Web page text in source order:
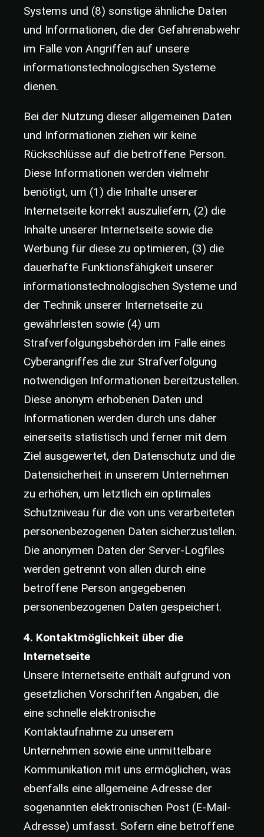
Systems und (8) sonstige ähnliche Daten
und Informationen, die der Gefahrenabwehr
im Falle von Angriffen auf unsere
informationstechnologischen Systeme
dienen.
Bei der Nutzung dieser allgemeinen Daten
und Informationen ziehen wir keine
Rückschlüsse auf die betroffene Person.
Diese Informationen werden vielmehr
benötigt, um (1) die Inhalte unserer
Internetseite korrekt auszuliefern, (2) die
Inhalte unserer Internetseite sowie die
Werbung für diese zu optimieren, (3) die
dauerhafte Funktionsfähigkeit unserer
informationstechnologischen Systeme und
der Technik unserer Internetseite zu
gewährleisten sowie (4) um
Strafverfolgungsbehörden im Falle eines
Cyberangriffes die zur Strafverfolgung
notwendigen Informationen bereitzustellen.
Diese anonym erhobenen Daten und
Informationen werden durch uns daher
einerseits statistisch und ferner mit dem
Ziel ausgewertet, den Datenschutz und die
Datensicherheit in unserem Unternehmen
zu erhöhen, um letztlich ein optimales
Schutzniveau für die von uns verarbeiteten
personenbezogenen Daten sicherzustellen.
Die anonymen Daten der Server-Logfiles
werden getrennt von allen durch eine
betroffene Person angegebenen
personenbezogenen Daten gespeichert.
4. Kontaktmöglichkeit über die
Internetseite
Unsere Internetseite enthält aufgrund von
gesetzlichen Vorschriften Angaben, die
eine schnelle elektronische
Kontaktaufnahme zu unserem
Unternehmen sowie eine unmittelbare
Kommunikation mit uns ermöglichen, was
ebenfalls eine allgemeine Adresse der
sogenannten elektronischen Post (E-Mail-
Adresse) umfasst. Sofern eine betroffene